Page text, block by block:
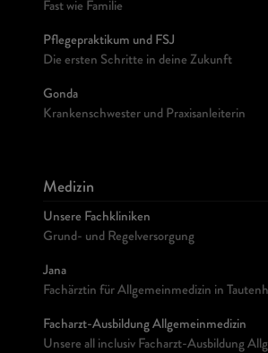
Fast wie Familie
Pflegepraktikum und FSJ
Die ersten Schritte in deine Zukunft
Gonda
Krankenschwester und Praxisanleiterin
Medizin
Unsere Fachkliniken
Grund- und Regelversorgung
Jana
Fachärztin für Allgemeinmedizin in
Facharzt-Ausbildung Allgemeinmedizin
Unsere all inclusiv Facharzt-Ausbildung